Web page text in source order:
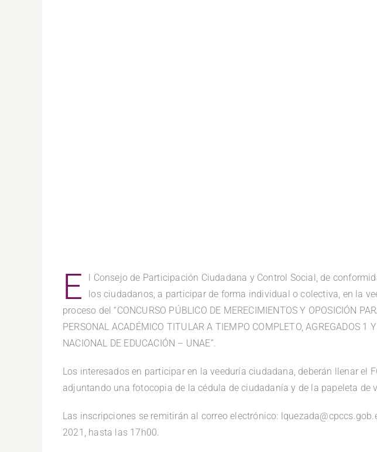
E
l Consejo de Participación Ciudadana y Control Social, de
los ciudadanos, a participar de forma individual o colectiva, en la
proceso del “CONCURSO PÚBLICO DE MERECIMIENTOS Y OPOSICIÓN
PERSONAL ACADÉMICO TITULAR A TIEMPO COMPLETO, AGREGADOS 1
NACIONAL DE EDUCACIÓN – UNAE”.
Los interesados en participar en la veeduría ciudadana, deberán llenar el
adjuntando una fotocopia de la cédula de ciudadanía y de la papeleta de
Las inscripciones se remitirán al correo electrónico:
2021, hasta las 17h00.